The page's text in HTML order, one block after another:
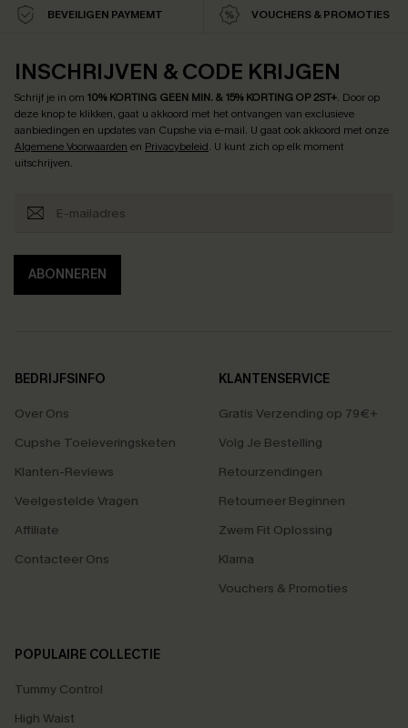
BEVEILIGEN PAYMEMT VOUCHERS & PROMOTIES
INSCHRIJVEN & CODE KRIJGEN
Schrijf je in om 10% KORTING GEEN MIN. & 15% KORTING OP 2ST+. Door op
deze knop te klikken, gaat u akkoord met het ontvangen van exclusieve
aanbiedingen en updates van Cupshe via e-mail. U gaat ook akkoord met onze
Algemene Voorwaarden en Privacybeleid. U kunt zich op elk moment
uitschrijven.
ABONNEREN
BEDRIJFSINFO
Over Ons
Cupshe Toeleveringsketen
Klanten-Reviews
Veelgestelde Vragen
Affiliate
Contacteer Ons
KLANTENSERVICE
Gratis Verzending op 79€+
Volg Je Bestelling
Retourzendingen
Retourneer Beginnen
Zwem Fit Oplossing
Klarna
Vouchers & Promoties
POPULAIRE COLLECTIE
Tummy Control
High Waist